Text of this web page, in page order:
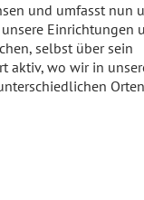
und umfasst nun
Einrichtungen
selbst über sein
aktiv, wo wir in